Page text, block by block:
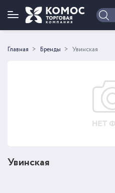
Главная Бренды Увинская
Увинская